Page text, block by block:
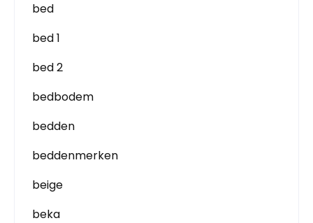
bed
bed 1
bed 2
bedbodem
bedden
beddenmerken
beige
beka